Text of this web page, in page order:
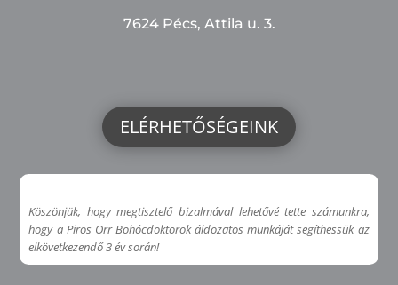
7624 Pécs, Attila u. 3.
ELÉRHETŐSÉGEINK
Köszönjük, hogy megtisztelő bizalmával lehetővé tette számunkra,
hogy a Piros Orr Bohócdoktorok áldozatos munkáját segíthessük az
elkövetkezendő 3 év során!